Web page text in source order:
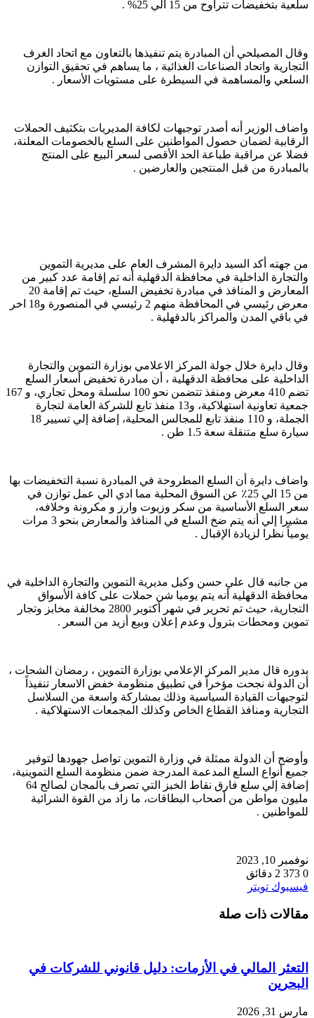
سلعية بتخفيضات تتراوح من 15 الي 25% .
وقال المصيلحي أن المبادرة يتم تنفيذها بالتعاون مع اتحاد الغرف
التجارية واتحاد الصناعات الغذائية ، ما يساهم في تحقيق التوازن
السلعي والمساهمة في السيطرة على مستويات الأسعار .
واضاف الوزير أنه أصدر توجيهات لكافة المديريات بتكثيف الحملات
الرقابية لضمان حصول المواطنين على السلع بالخصومات المعلنة،
فضلا عن مراقبة طباعة الحد الأقصى لسعر البيع على المنتج
بالمبادرة من قبل المنتجين والعارضين .
من جهته أكد السيد دايرة المشرف العام على مديرية التموين
والتجارة الداخلية في محافظة الدقهلية أنه تم إقامة عدد كبير من
المعارض و المنافذ في مبادرة تخفيض السلع، حيث تم إقامة 20
معرض رئيسي في المحافظة منهم 2 رئيسي في المنصورة و18 اخر
في باقي المدن والمراكز بالدقهلية .
وقال دايرة خلال جولة المركز الاعلامي بوزارة التموين والتجارة
الداخلية على محافظة الدقهلية ، أن مبادرة تخفيض أسعار السلع
تضم 410 معرض ومنفذ تتضمن نحو 100 سلسلة ومحل تجاري، و 167
جمعية تعاونية استهلاكية، و13 منفذ تابع للشركة العامة لتجارة
الجملة، و 110 منفذ تابع للمجالس المحلية، إضافة إلي تسيير 18
سيارة سلع متنقلة سعة 1.5 طن .
واضاف دايرة أن السلع المطروحة في المبادرة نسبة التخفيضات بها
من 15 الي 25٪ عن السوق المحلية مما ادي الي عمل توازن في
سعر السلع الأساسية من سكر وزيوت وارز و مكرونة وخلافه،
مشيرا إلي أنه يتم ضخ السلع في المنافذ والمعارض بنحو 3 مرات
يومياً نظرا لزيادة الإقبال .
من جانبه قال علي حسن وكيل مديرية التموين والتجارة الداخلية في
محافظة الدقهلية أنه يتم يوميا شن حملات على كافة الأسواق
التجارية، حيث تم تحرير في شهر أكتوبر 2800 مخالفة مخابز وتجار
تموين ومحطات بترول وعدم إعلان وبيع أزيد من السعر .
بدوره قال مدير المركز الإعلامي بوزارة التموين ، رمضان الشحات ،
أن الدولة نجحت مؤخراً في تطبيق منظومة خفض الاسعار تنفيذاً
لتوجيهات القيادة السياسية وذلك بمشاركة واسعة من السلاسل
التجارية ومنافذ القطاع الخاص وكذلك المجمعات الاستهلاكية .
وأوضح أن الدولة ممثلة في وزارة التموين تواصل جهودها لتوفير
جميع أنواع السلع المدعمة المدرجة ضمن منظومة السلع التموينية،
إضافة إلي سلع فارق نقاط الخبز التي تصرف بالمجان لصالح 64
مليون مواطن من أصحاب البطاقات، ما زاد من القوة الشرائية
للمواطنين .
نوفمبر 10, 2023
0
2 دقائق
فيسبوك تويتر
البريد
مقالات ذات صلة
التعثر المالي في الأزمات: دليل قانوني للشركات في
البحرين
مارس 31, 2026